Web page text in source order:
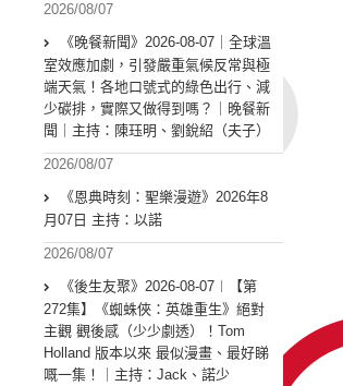
2026/08/07
《晚餐新聞》2026-08-07｜全球溫
室效應加劇，引發嚴重氣候反常與極
端天氣！各地口號式的綠色出行、減
少碳排，實際又做得到嗎？｜晚餐新
聞｜主持：陳珏明、劉銳紹（夫子）
2026/08/07
《恩典時刻：聖樂漫遊》2026年8
月07日 主持：以諾
2026/08/07
《後生友聚》2026-08-07︱【第
272集】《蜘蛛俠：英雄重生》絕對
主觀 觀後感（少少劇透）！Tom
Holland 版本以來 最似漫畫、最好睇
嘅一集！｜主持：Jack、諾少